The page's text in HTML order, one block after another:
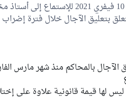
عقدت لجنة التشريع العام جلسة عمل يوم الإربعاء 10 فيفري 2021
حول مقترح القانون عدد 2020/147 المتعلق بتعليق الآجال خلال فترة إضراب
بالمحاكم منذ شهر مارس
لها قيمة قانونية علاوة على